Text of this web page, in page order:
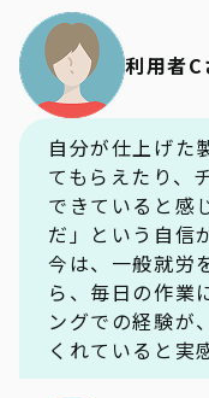
利用者C
自分が仕上げた
てもらえたり、
できていると感
だ」という自信
今は、一般就労
ら、毎日の作業
ングでの経験が
くれていると実